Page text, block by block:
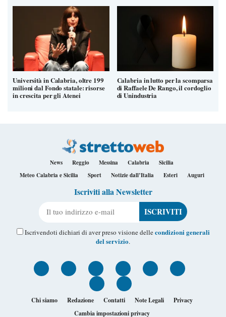
Università in Calabria, oltre 199
milioni dal Fondo statale: risorse
in crescita per gli Atenei
Calabria in lutto per la scomparsa
di Raffaele De Rango, il cordoglio
di Unindustria
News Reggio Messina Calabria
Sicilia
Meteo Calabria e Sicilia
Sport Notizie dall’Italia Esteri Auguri
Iscriviti alla Newsletter
Iscrivendoti dichiari di aver preso visione dellecondizioni generali
del servizio.
Chi siamo Redazione Contatti Note Legali
Privacy
Cambia impostazioni privacy